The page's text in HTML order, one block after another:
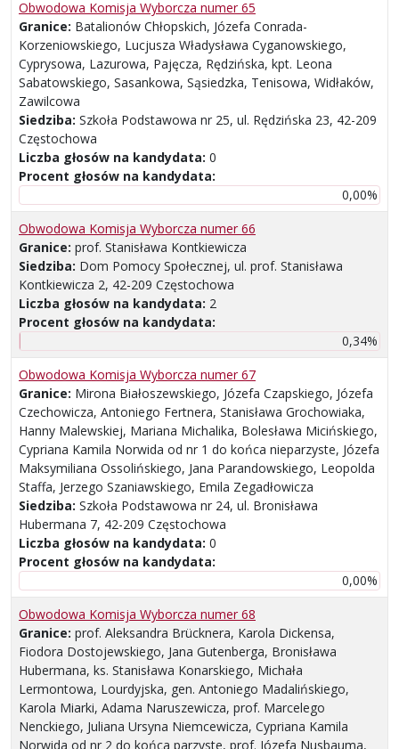
Obwodowa Komisja Wyborcza numer 65
Granice: Batalionów Chłopskich, Józefa Conrada-
Korzeniowskiego, Lucjusza Władysława Cyganowskiego,
Cyprysowa, Lazurowa, Pajęcza, Rędzińska, kpt. Leona
Sabatowskiego, Sasankowa, Sąsiedzka, Tenisowa, Widłaków,
Zawilcowa
Siedziba: Szkoła Podstawowa nr 25, ul. Rędzińska 23, 42-209
Częstochowa
Liczba głosów na kandydata: 0
Procent głosów na kandydata:
0,00%
Obwodowa Komisja Wyborcza numer 66
Granice: prof. Stanisława Kontkiewicza
Siedziba: Dom Pomocy Społecznej, ul. prof. Stanisława
Kontkiewicza 2, 42-209 Częstochowa
Liczba głosów na kandydata: 2
Procent głosów na kandydata:
0,34%
Obwodowa Komisja Wyborcza numer 67
Granice: Mirona Białoszewskiego, Józefa Czapskiego, Józefa
Czechowicza, Antoniego Fertnera, Stanisława Grochowiaka,
Hanny Malewskiej, Mariana Michalika, Bolesława Micińskiego,
Cypriana Kamila Norwida od nr 1 do końca nieparzyste, Józefa
Maksymiliana Ossolińskiego, Jana Parandowskiego, Leopolda
Staffa, Jerzego Szaniawskiego, Emila Zegadłowicza
Siedziba: Szkoła Podstawowa nr 24, ul. Bronisława
Hubermana 7, 42-209 Częstochowa
Liczba głosów na kandydata: 0
Procent głosów na kandydata:
0,00%
Obwodowa Komisja Wyborcza numer 68
Granice: prof. Aleksandra Brücknera, Karola Dickensa,
Fiodora Dostojewskiego, Jana Gutenberga, Bronisława
Hubermana, ks. Stanisława Konarskiego, Michała
Lermontowa, Lourdyjska, gen. Antoniego Madalińskiego,
Karola Miarki, Adama Naruszewicza, prof. Marcelego
Nenckiego, Juliana Ursyna Niemcewicza, Cypriana Kamila
Norwida od nr 2 do końca parzyste, prof. Józefa Nusbauma,